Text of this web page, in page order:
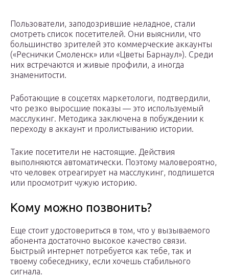
Пользователи, заподозрившие неладное, стали
смотреть список посетителей. Они выяснили, что
большинство зрителей это коммерческие аккаунты
(«Реснички Смоленск» или «Цветы Барнаул»). Среди
них встречаются и живые профили, а иногда
знаменитости.
Работающие в соцсетях маркетологи, подтвердили,
что резко выросшие показы — это используемый
масслукинг. Методика заключена в побуждении к
переходу в аккаунт и пролистыванию истории.
Такие посетители не настоящие. Действия
выполняются автоматически. Поэтому маловероятно,
что человек отреагирует на масслукинг, подпишется
или просмотрит чужую историю.
Кому можно позвонить?
Еще стоит удостовериться в том, что у вызываемого
абонента достаточно высокое качество связи.
Быстрый интернет потребуется как тебе, так и
твоему собеседнику, если хочешь стабильного
сигнала.